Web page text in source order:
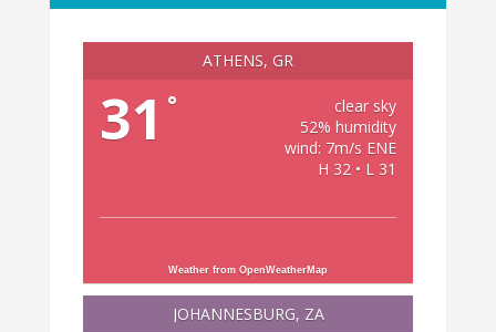
ATHENS, GR
31 °
clear sky
52% humidity
wind: 7m/s ENE
H 32 • L 31
Weather from OpenWeatherMap
JOHANNESBURG, ZA